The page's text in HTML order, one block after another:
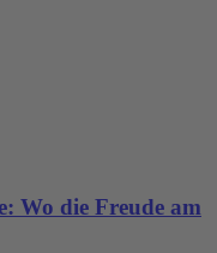
Wo die Freude am